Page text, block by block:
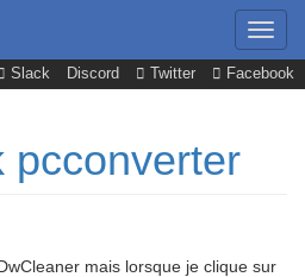
Slack Discord Twitter Facebook
pcconverter
mais lorsque je clique sur